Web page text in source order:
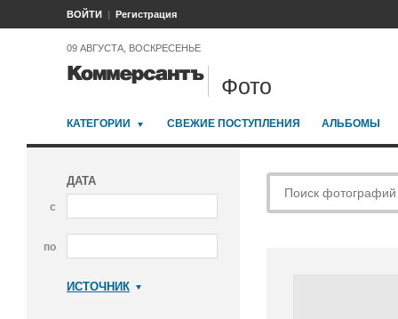
ВОЙТИ Регистрация
09 АВГУСТА, ВОСКРЕСЕНЬЕ
Фото
КАТЕГОРИИ СВЕЖИЕ ПОСТУПЛЕНИЯ АЛЬБОМЫ
ДАТА
с
по
ИСТОЧНИК